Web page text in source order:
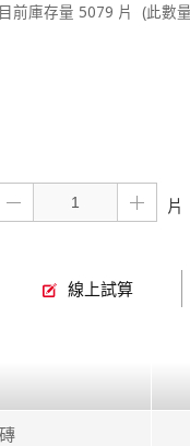
目前庫存量 5079 片 (此數
線上試算